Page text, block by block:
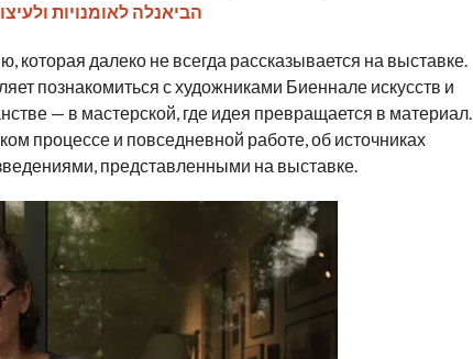
הביאנלה לאומנויות ולעיצוב תל אביב 2026
которая далеко не всегда рассказывается на выставке.
познакомиться с художниками Биеннале искусств и
— в мастерской, где идея превращается в материал.
процессе и повседневной работе, об источниках
представленными на выставке.